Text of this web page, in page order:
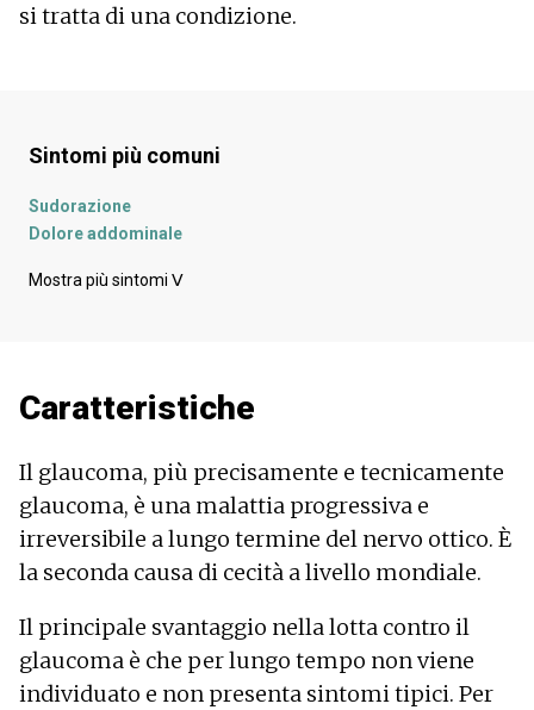
si tratta di una condizione.
Sintomi più comuni
Sudorazione
Dolore addominale
Dolore all'occhio
Visione doppia
Scintille davanti agli occhi
Irritazione degli occhi
Cecità
Battito cardiaco rallentato
Pressione nell'occhio
Vomito
Perdita del campo visivo
Arrossamento delle congiuntive
Visione offuscata
Mostra più sintomi ᐯ
Caratteristiche
Il glaucoma, più precisamente e tecnicamente
glaucoma, è una malattia progressiva e
irreversibile a lungo termine del nervo ottico. È
la seconda causa di cecità a livello mondiale.
Il principale svantaggio nella lotta contro il
glaucoma è che per lungo tempo non viene
individuato e non presenta sintomi tipici. Per